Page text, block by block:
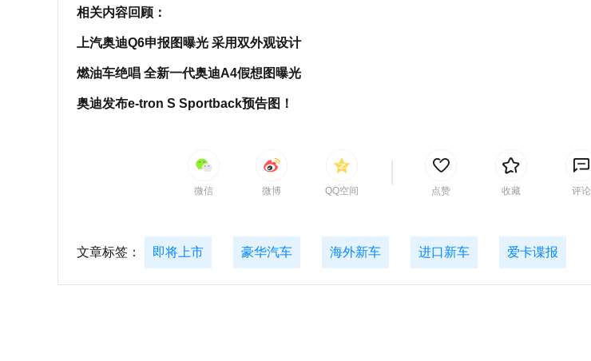
相关内容回顾：
上汽奥迪Q6申报图曝光 采用双外观设计
燃油车绝唱 全新一代奥迪A4假想图曝光
奥迪发布e-tron S Sportback预告图！
微信 微博 QQ空间 点赞 收藏 评论
文章标签： 即将上市 豪华汽车 海外新车 进口新车 爱卡谍报